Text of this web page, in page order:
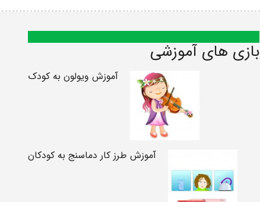
بازی های آموزشی
آموزش ویولون به کودک
آموزش طرز کار دماسنج به کودکان